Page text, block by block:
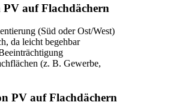
PV auf Flachdächern
(Süd oder Ost/West)
da leicht begehbar
(z. B. Gewerbe,
PV auf Flachdächern